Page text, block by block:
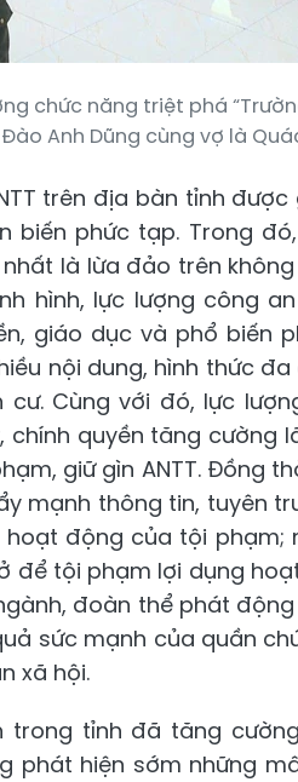
chức năng triệt phá
Anh Dũng cùng vợ là
trên địa bàn tỉnh
biến phức tạp. Trong
là lừa đảo trên
hình, lực lượng công
giáo dục và phổ biến
nội dung, hình thức
Cùng với đó, lực
quyền tăng cường
giữ gìn ANTT. Đồng
mạnh thông tin, tuyên
hoạt động của tội
để tội phạm lợi dụng
đoàn thể phát
sức mạnh của quần
xã hội.
trong tỉnh đã tăng
phát hiện sớm những